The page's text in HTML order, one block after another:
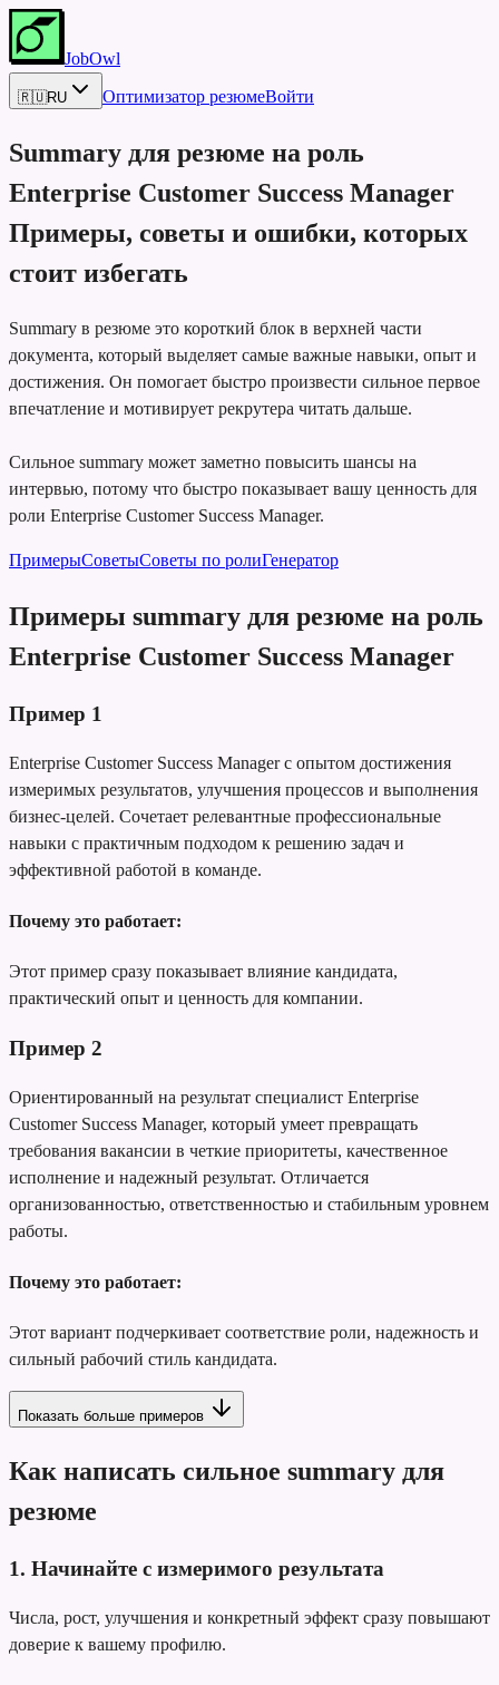
JobOwl
🇷🇺RU Оптимизатор резюмеВойти
Summary для резюме на роль
Enterprise Customer Success Manager
Примеры, советы и ошибки, которых
стоит избегать
Summary в резюме это короткий блок в верхней части
документа, который выделяет самые важные навыки, опыт и
достижения. Он помогает быстро произвести сильное первое
впечатление и мотивирует рекрутера читать дальше.
Сильное summary может заметно повысить шансы на
интервью, потому что быстро показывает вашу ценность для
роли Enterprise Customer Success Manager.
ПримерыСоветыСоветы по ролиГенератор
Примеры summary для резюме на роль
Enterprise Customer Success Manager
Пример 1
Enterprise Customer Success Manager с опытом достижения
измеримых результатов, улучшения процессов и выполнения
бизнес-целей. Сочетает релевантные профессиональные
навыки с практичным подходом к решению задач и
эффективной работой в команде.
Почему это работает:
Этот пример сразу показывает влияние кандидата,
практический опыт и ценность для компании.
Пример 2
Ориентированный на результат специалист Enterprise
Customer Success Manager, который умеет превращать
требования вакансии в четкие приоритеты, качественное
исполнение и надежный результат. Отличается
организованностью, ответственностью и стабильным уровнем
работы.
Почему это работает:
Этот вариант подчеркивает соответствие роли, надежность и
сильный рабочий стиль кандидата.
Показать больше примеров
Как написать сильное summary для
резюме
1. Начинайте с измеримого результата
Числа, рост, улучшения и конкретный эффект сразу повышают
доверие к вашему профилю.